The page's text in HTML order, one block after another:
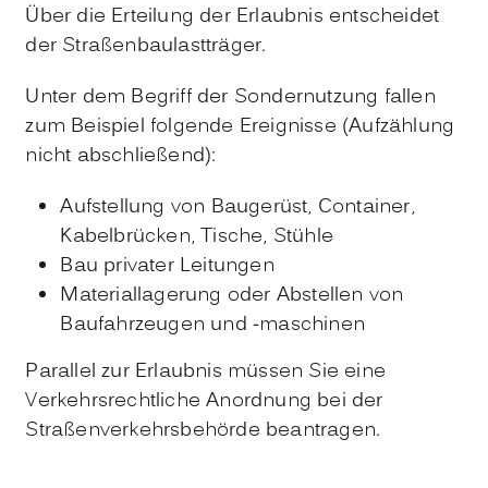
Über die Erteilung der Erlaubnis entscheidet
der Straßenbaulastträger.
Unter dem Begriff der Sondernutzung fallen
zum Beispiel folgende Ereignisse (Aufzählung
nicht abschließend):
Aufstellung von Baugerüst, Container,
Kabelbrücken, Tische, Stühle
Bau privater Leitungen
Materiallagerung oder Abstellen von
Baufahrzeugen und -maschinen
Parallel zur Erlaubnis müssen Sie eine
Verkehrsrechtliche Anordnung bei der
Straßenverkehrsbehörde beantragen.